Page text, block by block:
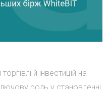
й інвестицій на